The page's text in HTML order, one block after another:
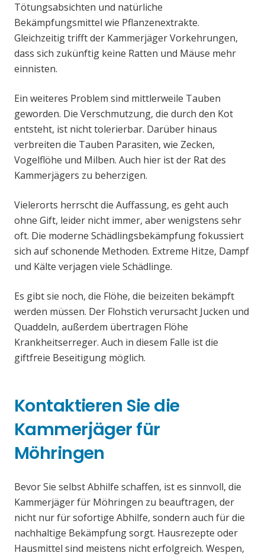
Tötungsabsichten und natürliche
Bekämpfungsmittel wie Pflanzenextrakte.
Gleichzeitig trifft der Kammerjäger Vorkehrungen,
dass sich zukünftig keine Ratten und Mäuse mehr
einnisten.
Ein weiteres Problem sind mittlerweile Tauben
geworden. Die Verschmutzung, die durch den Kot
entsteht, ist nicht tolerierbar. Darüber hinaus
verbreiten die Tauben Parasiten, wie Zecken,
Vogelflöhe und Milben. Auch hier ist der Rat des
Kammerjägers zu beherzigen.
Vielerorts herrscht die Auffassung, es geht auch
ohne Gift, leider nicht immer, aber wenigstens sehr
oft. Die moderne Schädlingsbekämpfung fokussiert
sich auf schonende Methoden. Extreme Hitze, Dampf
und Kälte verjagen viele Schädlinge.
Es gibt sie noch, die Flöhe, die beizeiten bekämpft
werden müssen. Der Flohstich verursacht Jucken und
Quaddeln, außerdem übertragen Flöhe
Krankheitserreger. Auch in diesem Falle ist die
giftfreie Beseitigung möglich.
Kontaktieren Sie die
Kammerjäger für
Möhringen
Bevor Sie selbst Abhilfe schaffen, ist es sinnvoll, die
Kammerjäger für Möhringen zu beauftragen, der
nicht nur für sofortige Abhilfe, sondern auch für die
nachhaltige Bekämpfung sorgt. Hausrezepte oder
Hausmittel sind meistens nicht erfolgreich. Wespen,